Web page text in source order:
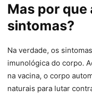
Mas por que
sintomas?
Na verdade, os
imunológica do corpo.
na vacina, o corpo
naturais para lutar